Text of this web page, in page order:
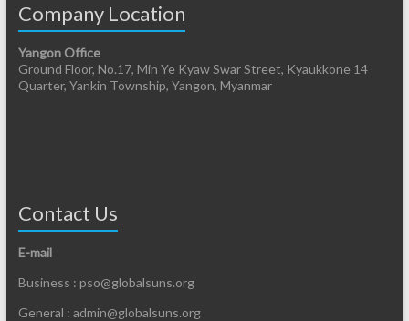
Company Location
Yangon Office
Ground Floor, No.17, Min Ye Kyaw Swar Street, Kyaukkone 14
Quarter, Yankin Township, Yangon, Myanmar
Contact Us
E-mail
Business : pso@globalsuns.org
General : admin@globalsuns.org